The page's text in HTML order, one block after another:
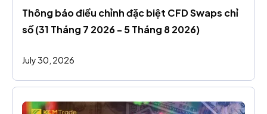
Thông báo điều chỉnh đặc biệt CFD Swaps chỉ
số (31 Tháng 7 2026 - 5 Tháng 8 2026)
July 30, 2026